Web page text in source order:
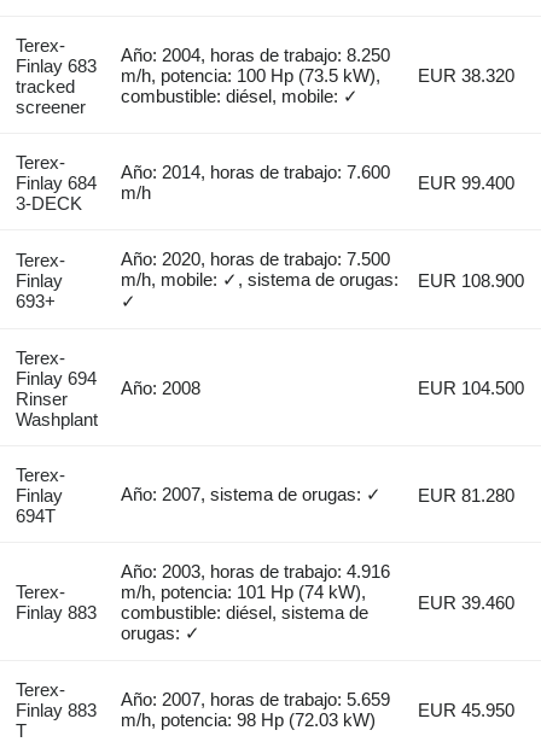
Terex-
Finlay 683
tracked
screener
Año: 2004, horas de trabajo: 8.250
m/h, potencia: 100 Hp (73.5 kW),
combustible: diésel, mobile: ✓
EUR 38.320
Terex-
Finlay 684
3-DECK
Año: 2014, horas de trabajo: 7.600
m/h
EUR 99.400
Terex-
Finlay
693+
Año: 2020, horas de trabajo: 7.500
m/h, mobile: ✓, sistema de orugas:
✓
EUR 108.900
Terex-
Finlay 694
Rinser
Washplant
Año: 2008 EUR 104.500
Terex-
Finlay
694T
Año: 2007, sistema de orugas: ✓ EUR 81.280
Terex-
Finlay 883
Año: 2003, horas de trabajo: 4.916
m/h, potencia: 101 Hp (74 kW),
combustible: diésel, sistema de
orugas: ✓
EUR 39.460
Terex-
Finlay 883
T
Año: 2007, horas de trabajo: 5.659
m/h, potencia: 98 Hp (72.03 kW)
EUR 45.950